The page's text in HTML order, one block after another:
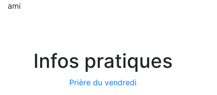
ami
Infos pratiques
Prière du vendredi